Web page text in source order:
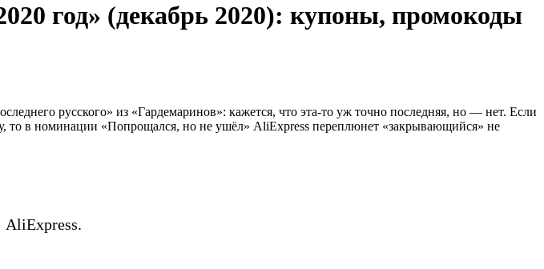
год» (декабрь 2020): купоны, промокоды
русского» из «Гардемаринов»: кажется, что эта-то уж точно последняя, но — нет. Если
то в номинации «Попрощался, но не ушёл» AliExpress переплюнет «закрывающийся» не
AliExpress.